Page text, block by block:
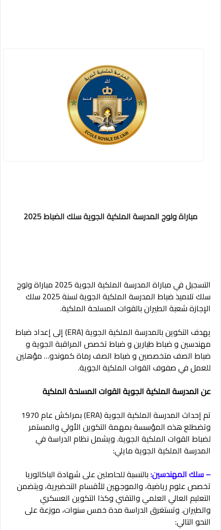
مباراة ولوج المدرسة الملكية الجوية سلك الضباط 2025
التسجيل في مباراة المدرسة الملكية الجوية 2025 مباراة ولوج
سلك تلاميذ ضباط المدرسة الملكية الجوية لسنة 2025 سلك
الإجازة شعبة الطيران بالقوات المسلحة الملكية.
يهدف التكوين بالمدرسة الملكية الجوية (ERA) إلى إعداد ضباط
مهندسين و ضباط طيارين و ضباط تخصص المراقبة الجوية و
ضباط الصف متخصصين و ضباط الصف رماة كموندو… مؤهلين
للعمل في صفوف القوات الملكية الجوية.
عن المدرسة الملكية الجوية القوات المسلحة الملكية
تم إحداث المدرسة الملكية الجوية (ERA) بمراكش عام 1970
وتضطلع هذه المؤسسة بمهمة التكوين الأولي والمستمر
لضباط القوات الملكية الجوية. ويشمل نظام الدراسة في
المدرسة الملكية الجوية مايلي:
– سلك المهندسين:بالنسبة للحاصلين على شهادة الباكالوريا
تخصص علوم رياضية، والموجهين للأقسام التحضيرية، ويتضمن
التعليم العالي العلمي والتقني وكذا التكوين العسكري
والطيران. وتستغرق الدراسة مدة خمس سنوات، موزعة على
النحو التالي: